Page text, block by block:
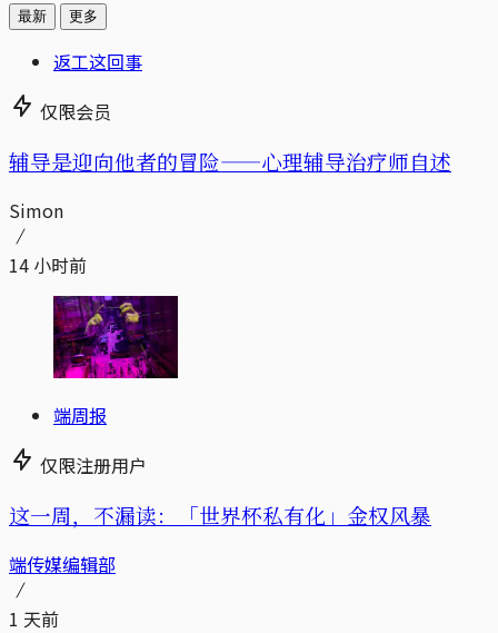
最新 更多
返工这回事
仅限会员
辅导是迎向他者的冒险——心理辅导治疗师自述
Simon
14 小时前
端周报
仅限注册用户
这一周，不漏读：「世界杯私有化」金权风暴
端传媒编辑部
1 天前